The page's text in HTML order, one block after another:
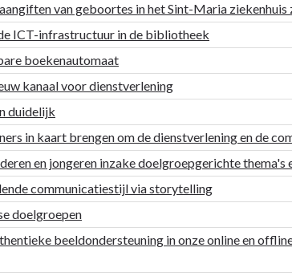
van geboortes in het Sint-Maria ziekenhuis
ICT-infrastructuur in de bibliotheek
boekenautomaat
kanaal voor dienstverlening
duidelijk
in kaart brengen om de dienstverlening en de
en jongeren inzake doelgroepgerichte thema's
communicatiestijl via storytelling
doelgroepen
beeldondersteuning in onze online en